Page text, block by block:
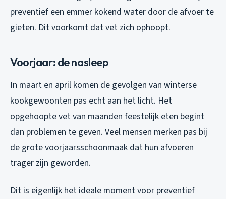
preventief een emmer kokend water door de afvoer te
gieten. Dit voorkomt dat vet zich ophoopt.
Voorjaar: de nasleep
In maart en april komen de gevolgen van winterse
kookgewoonten pas echt aan het licht. Het
opgehoopte vet van maanden feestelijk eten begint
dan problemen te geven. Veel mensen merken pas bij
de grote voorjaarsschoonmaak dat hun afvoeren
trager zijn geworden.
Dit is eigenlijk het ideale moment voor preventief